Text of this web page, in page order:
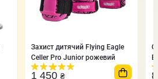
Захист дитячий Flying Eagle
Celler Pro Junior рожевий
1 450 ₴